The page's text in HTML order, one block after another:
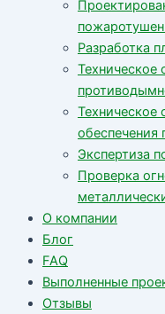
Разработка
Техническое
Техническое
обеспечения
Экспертиза
Проверка
О компании
Блог
FAQ
Выполненные
Отзывы